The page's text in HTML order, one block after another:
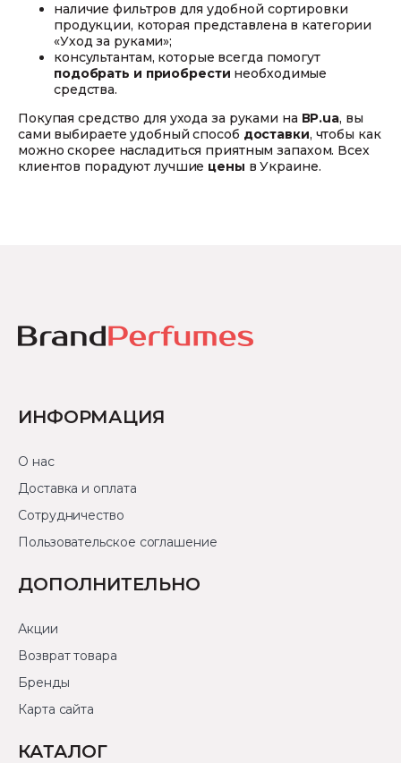
наличие фильтров для удобной сортировки
продукции, которая представлена в категории
«Уход за руками»;
консультантам, которые всегда помогут
подобрать и приобрести необходимые
средства.
Покупая средство для ухода за руками на ВР.ua, вы
сами выбираете удобный способ доставки, чтобы как
можно скорее насладиться приятным запахом. Всех
клиентов порадуют лучшие цены в Украине.
ИНФОРМАЦИЯ
О нас
Доставка и оплата
Сотрудничество
Пользовательское соглашение
ДОПОЛНИТЕЛЬНО
Акции
Возврат товара
Бренды
Карта сайта
КАТАЛОГ